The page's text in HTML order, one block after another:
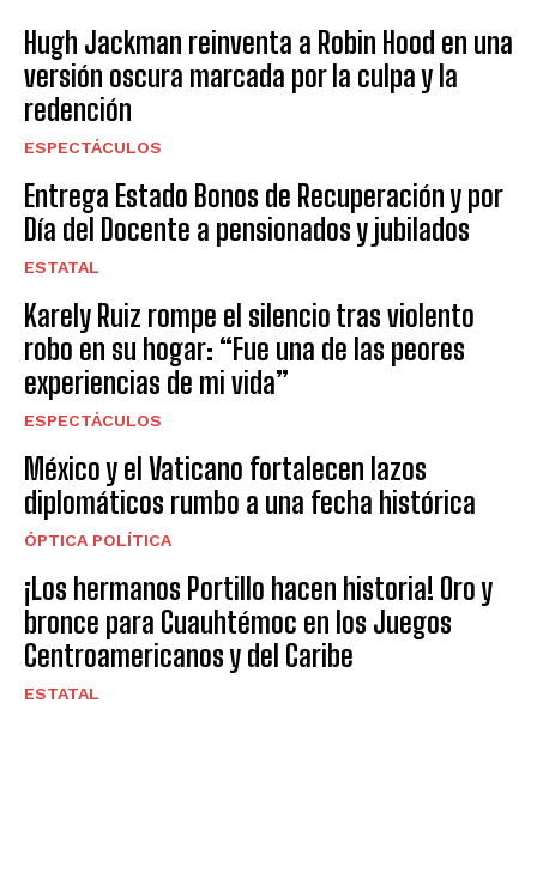
Hugh Jackman reinventa a Robin Hood en una
versión oscura marcada por la culpa y la
redención
ESPECTÁCULOS
Entrega Estado Bonos de Recuperación y por
Día del Docente a pensionados y jubilados
ESTATAL
Karely Ruiz rompe el silencio tras violento
robo en su hogar: “Fue una de las peores
experiencias de mi vida”
ESPECTÁCULOS
México y el Vaticano fortalecen lazos
diplomáticos rumbo a una fecha histórica
ÓPTICA POLÍTICA
¡Los hermanos Portillo hacen historia! Oro y
bronce para Cuauhtémoc en los Juegos
Centroamericanos y del Caribe
ESTATAL